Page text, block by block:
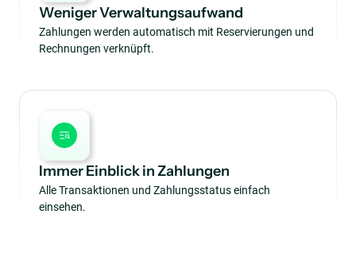
Weniger Verwaltungsaufwand
Zahlungen werden automatisch mit Reservierungen und
Rechnungen verknüpft.
Immer Einblick in Zahlungen
Alle Transaktionen und Zahlungsstatus einfach
einsehen.